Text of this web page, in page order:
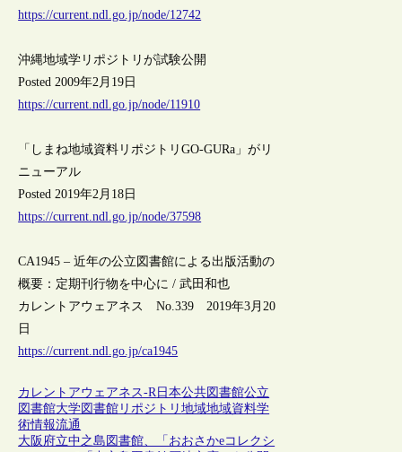
https://current.ndl.go.jp/node/12742
沖縄地域学リポジトリが試験公開
Posted 2009年2月19日
https://current.ndl.go.jp/node/11910
「しまね地域資料リポジトリGO-GURa」がリ
ニューアル
Posted 2019年2月18日
https://current.ndl.go.jp/node/37598
CA1945 – 近年の公立図書館による出版活動の
概要：定期刊行物を中心に / 武田和也
カレントアウェアネス No.339 2019年3月20
日
https://current.ndl.go.jp/ca1945
カレントアウェアネス-R日本公共図書館公立
図書館大学図書館 リポジトリ地域地域資料学
術情報流通
大阪府立中之島図書館、「おおさかeコレクシ